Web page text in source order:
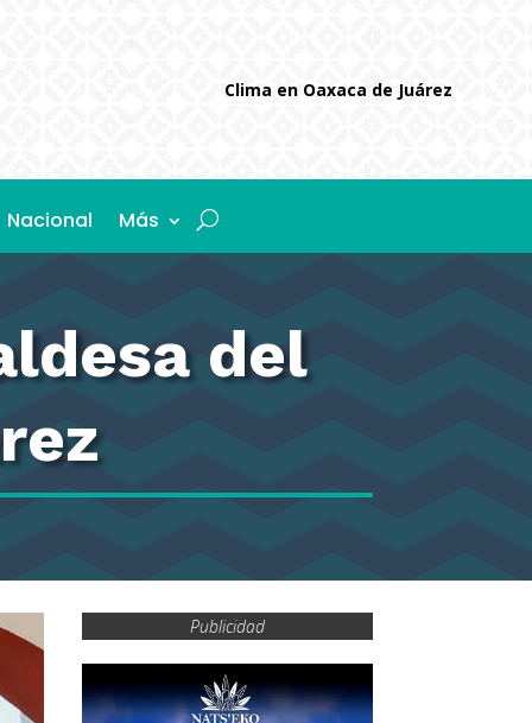
Clima en Oaxaca de Juárez
Nacional Más
del
Publicidad